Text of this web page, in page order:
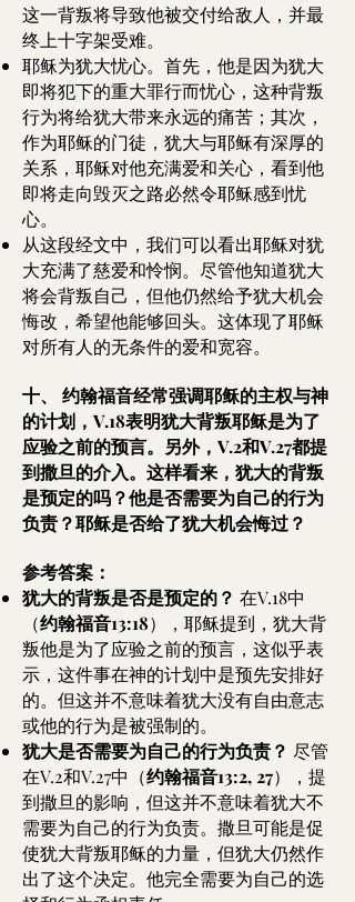
这一背叛将导致他被交付给敌人，并最
终上十字架受难。
耶稣为犹大忧心。首先，他是因为犹大
即将犯下的重大罪行而忧心，这种背叛
行为将给犹大带来永远的痛苦；其次，
作为耶稣的门徒，犹大与耶稣有深厚的
关系，耶稣对他充满爱和关心，看到他
即将走向毁灭之路必然令耶稣感到忧
心。
从这段经文中，我们可以看出耶稣对犹
大充满了慈爱和怜悯。尽管他知道犹大
将会背叛自己，但他仍然给予犹大机会
悔改，希望他能够回头。这体现了耶稣
对所有人的无条件的爱和宽容。
十、
约翰福音经常强调耶稣的主权与神
的计划，V.18表明犹大背叛耶稣是为了
应验之前的预言。另外，V.2和V.27都提
到撒旦的介入。这样看来，犹大的背叛
是预定的吗？他是否需要为自己的行为
负责？耶稣是否给了犹大机会悔过？
参考答案：
犹大的背叛是否是预定的？ 在V.18中
（约翰福音13:18），耶稣提到，犹大背
叛他是为了应验之前的预言，这似乎表
示，这件事在神的计划中是预先安排好
的。但这并不意味着犹大没有自由意志
或他的行为是被强制的。
犹大是否需要为自己的行为负责？ 尽管
在V.2和V.27中（约翰福音13:2, 27），提
到撒旦的影响，但这并不意味着犹大不
需要为自己的行为负责。撒旦可能是促
使犹大背叛耶稣的力量，但犹大仍然作
出了这个决定。他完全需要为自己的选